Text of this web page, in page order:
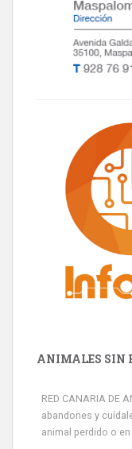
ANIMALES SIN
RED CANARIA DE
abandones y
animal perdido o